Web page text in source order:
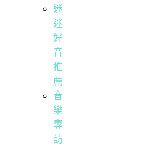
迷
迷
好
音
推
薦
音
樂
專
訪